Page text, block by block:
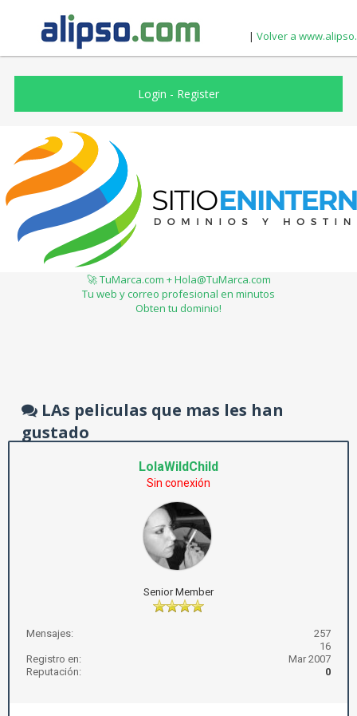
| Volver a
Login - Register
🚀 TuMarca.com + Hola@TuMarca.com
Tu web y correo profesional en minutos
Obten tu dominio!
LAs peliculas que mas les han
gustado
LolaWildChild
Sin conexión
Senior Member
Mensajes:
257
16
Registro en:
Mar 2007
Reputación:
0